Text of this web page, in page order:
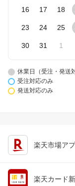
16 17 18
23 24 25
30 31 1
休業日（受注・発送
受注対応のみ
発送対応のみ
楽天市場ア
楽天カード